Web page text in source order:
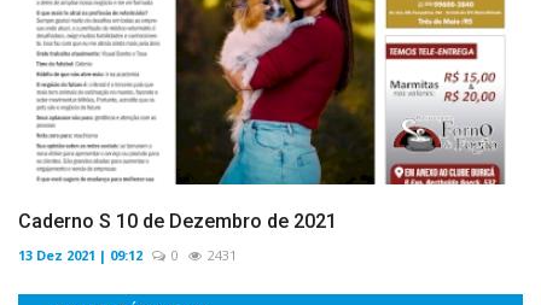
Caderno S 10 de Dezembro de 2021
13 Dez 2021 | 09:12 0 2431